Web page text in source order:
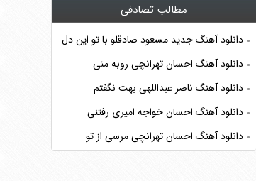
مطالب تصادفی
دانلود آهنگ جدید مسعود صادقلو با تو این دل
دانلود آهنگ احسان تهرانچی روبه منی
دانلود آهنگ ناصر عبداللهی بهت نگفتم
دانلود آهنگ احسان خواجه امیری رفتنی
دانلود آهنگ احسان تهرانچی مرسی از تو